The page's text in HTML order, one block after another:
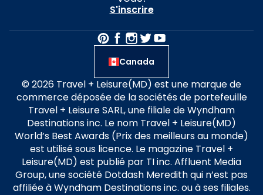
S'inscrire
Canada
© 2026 Travel + Leisure(MD) est une marque de
commerce déposée de la sociétés de portefeuille
Travel + Leisure SARL, une filiale de Wyndham
Destinations inc. Le nom Travel + Leisure(MD)
World’s Best Awards (Prix des meilleurs au monde)
est utilisé sous licence. Le magazine Travel +
Leisure(MD) est publié par TI inc. Affluent Media
Group, une société Dotdash Meredith qui n’est pas
affiliée à Wyndham Destinations inc. ou à ses filiales.